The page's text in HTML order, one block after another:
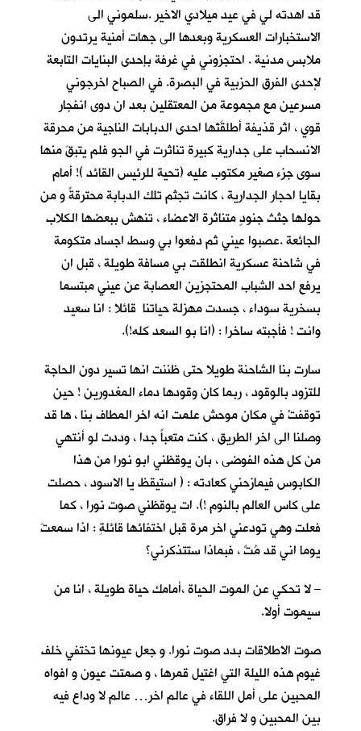
قد اهدته لي في عيد ميلادي الاخير .سلموني الى
الاستخبارات العسكرية وبعدها الى جهات أمنية يرتدون
ملابس مدنية . احتجزوني في غرفة بإحدى البنايات التابعة
لإحدى الفرق الحزبية في البصرة. في الصباح اخرجوني
مسرعين مع مجموعة من المعتقلين بعد ان دوى انفجار
قوي ، اثر قذيفة أطلقَتْها احدى الدبابات الناجية من محرقة
الانسحاب على جدارية كبيرة تناثرت في الجو فلم يتبقَ منها
سوى جزء صغير مكتوب عليه (تحية للرئيس القائد )! أمام
بقايا احجار الجدارية ، كانت تجثم تلك الدبابة محترقةً و من
حولها جثث جنودٍ متناثرة الاعضاء ، تنهش ببعضها الكلاب
الجائعة .عصبوا عيني ثم دفعوا بي وسط اجساد متكومة
في شاحنة عسكرية انطلقت بي مسافة طويلة ، قبل ان
يرفع احد الشباب المحتجزين العصابة عن عيني مبتسما
بسخرية سوداء ، جسدت مهزلة حياتنا قائلا : انا سعيد
وانت ! فأجبته ساخرا : (انا بو السعد كله!).
سارت بنا الشاحنة طويلا حتى ظننت انها تسير دون الحاجة
للتزود بالوقود ، ربما كان وقودها دماء المغدورين ! حين
توقفتْ في مكان موحش علمت انه اخر المطاف بنا ، ها قد
وصلنا الى اخر الطريق ، كنت متعباً جدا ، وددت لو أنتهي
من كل هذه الفوضى ، بان يوقظني ابو نورا من هذا
الكابوس فيمازحني كعادته : ( استيقظ يا الاسود ، حصلت
على كاس العالم بالنوم !). ات يوقظني صوت نورا ، كما
فعلت وهي تودعني اخر مرة قبل اختفائها قائلةِ : اذا سمعتَ
يوما اني قد مُتٌ ، فبماذا ستتذكرني؟
– لا تحكي عن الموت الحياة ،أمامك حياة طويلة ، انا من
سيموت أولا.
صوت الاطلاقات بدد صوت نورا. و جعل عيونها تختفي خلف
غيوم هذه الليلة التي اغتيل قمرها ، و صمتت عيون و افواه
المحبين على أمل اللقاء في عالم اخر… عالم لا وداع فيه
بين المحبين و لا فراق.